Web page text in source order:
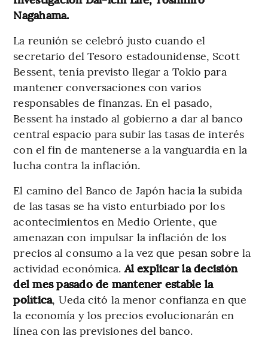
Nagahama.
La reunión se celebró justo cuando el
secretario del Tesoro estadounidense, Scott
Bessent, tenía previsto llegar a Tokio para
mantener conversaciones con varios
responsables de finanzas. En el pasado,
Bessent ha instado al gobierno a dar al banco
central espacio para subir las tasas de interés
con el fin de mantenerse a la vanguardia en la
lucha contra la inflación.
El camino del Banco de Japón hacia la subida
de las tasas se ha visto enturbiado por los
acontecimientos en Medio Oriente, que
amenazan con impulsar la inflación de los
precios al consumo a la vez que pesan sobre la
actividad económica.Al explicar la decisión
del mes pasado de mantener estable la
política, Ueda citó la menor confianza en que
la economía y los precios evolucionarán en
línea con las previsiones del banco.